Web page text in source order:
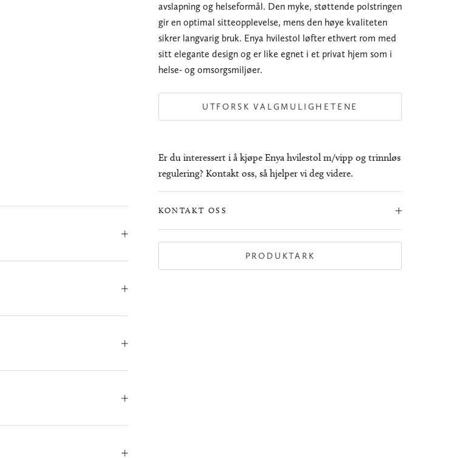
avslapning og helseformål. Den myke, støttende polstringen
gir en optimal sitteopplevelse, mens den høye kvaliteten
sikrer langvarig bruk. Enya hvilestol løfter ethvert rom med
sitt elegante design og er like egnet i et privat hjem som i
helse- og omsorgsmiljøer.
UTFORSK VALGMULIGHETENE
Er du interessert i å kjøpe Enya hvilestol m/vipp og trinnløs
regulering? Kontakt oss, så hjelper vi deg videre.
KONTAKT OSS
PRODUKTARK